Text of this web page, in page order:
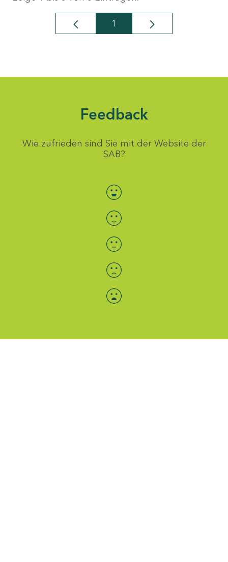
Seite
1
Feedback
Wie zufrieden sind Sie mit der Website der
SAB?
Bewertung auswählen